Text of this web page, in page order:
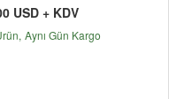
USD + KDV
Aynı Gün Kargo